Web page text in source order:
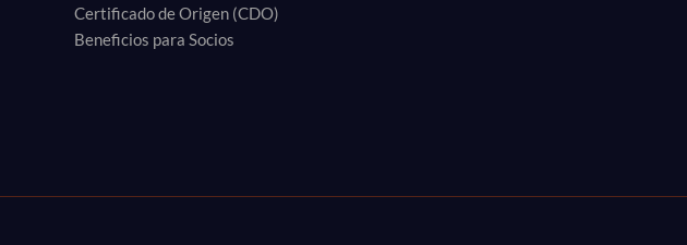
Certificado de Origen (CDO)
Beneficios para Socios